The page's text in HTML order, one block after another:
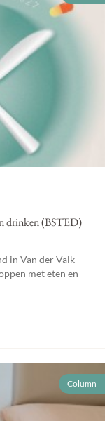
drinken (BSTED)
in Van der Valk
met eten en
Column